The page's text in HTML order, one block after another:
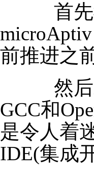
首先我
前推进之
然后
GCC和
是令人着
IDE(集成